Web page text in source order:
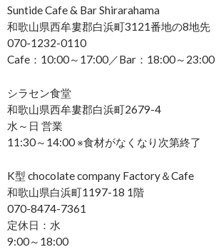
Suntide Cafe & Bar Shirarahama
和歌山県西牟婁郡白浜町3121番地の8地先
070-1232-0110
Cafe：10:00～17:00／Bar：18:00～23:00
シラセン食堂
和歌山県西牟婁郡白浜町2679-4
水～日 営業
11:30～14:00 ※食材がなくなり次第終了
K型 chocolate company Factory＆Cafe
和歌山県白浜町1197-18 1階
070-8474-7361
定休日：水
9:00～18:00